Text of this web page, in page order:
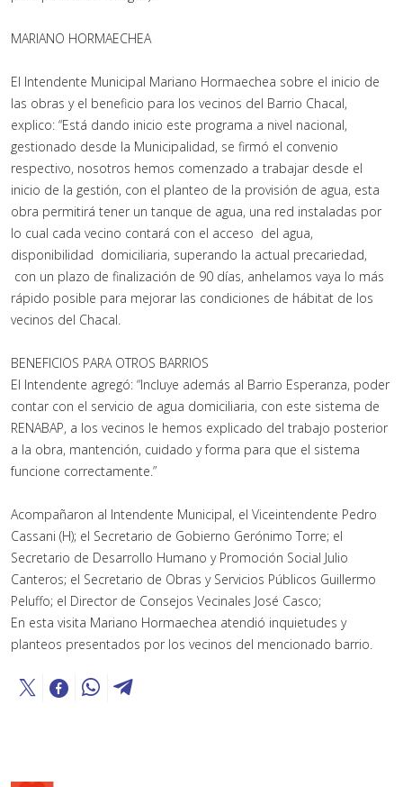
MARIANO HORMAECHEA
El Intendente Municipal Mariano Hormaechea sobre el inicio de
las obras y el beneficio para los vecinos del Barrio Chacal,
explico: “Está dando inicio este programa a nivel nacional,
gestionado desde la Municipalidad, se firmó el convenio
respectivo, nosotros hemos comenzado a trabajar desde el
inicio de la gestión, con el planteo de la provisión de agua, esta
obra permitirá tener un tanque de agua, una red instaladas por
lo cual cada vecino contará con el acceso del agua,
disponibilidad domiciliaria, superando la actual precariedad,
con un plazo de finalización de 90 días, anhelamos vaya lo más
rápido posible para mejorar las condiciones de hábitat de los
vecinos del Chacal.
BENEFICIOS PARA OTROS BARRIOS
El Intendente agregó: “Incluye además al Barrio Esperanza, poder
contar con el servicio de agua domiciliaria, con este sistema de
RENABAP, a los vecinos le hemos explicado del trabajo posterior
a la obra, mantención, cuidado y forma para que el sistema
funcione correctamente.”
Acompañaron al Intendente Municipal, el Viceintendente Pedro
Cassani (H); el Secretario de Gobierno Gerónimo Torre; el
Secretario de Desarrollo Humano y Promoción Social Julio
Canteros; el Secretario de Obras y Servicios Públicos Guillermo
Peluffo; el Director de Consejos Vecinales José Casco;
En esta visita Mariano Hormaechea atendió inquietudes y
planteos presentados por los vecinos del mencionado barrio.